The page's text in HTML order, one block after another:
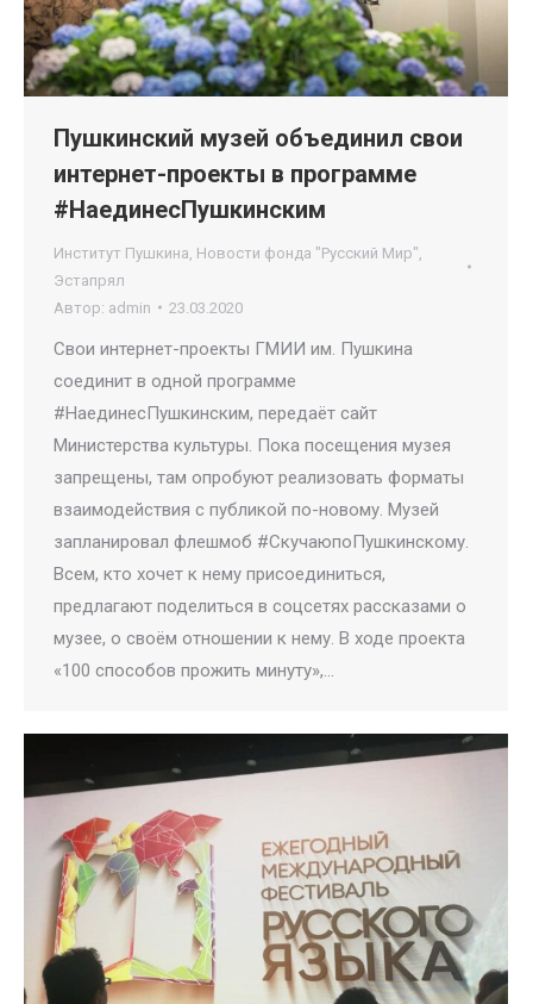
Пушкинский музей объединил свои
интернет-проекты в программе
#НаединесПушкинским
Институт Пушкина Новости фонда "Русский Мир"
Эстапрял
Автор: admin 23.03.2020
Свои интернет-проекты ГМИИ им. Пушкина
соединит в одной программе
#НаединесПушкинским, передаёт сайт
Министерства культуры. Пока посещения музея
запрещены, там опробуют реализовать форматы
взаимодействия с публикой по-новому. Музей
запланировал флешмоб #СкучаюпоПушкинскому.
Всем, кто хочет к нему присоединиться,
предлагают поделиться в соцсетях рассказами о
музее, о своём отношении к нему. В ходе проекта
«100 способов прожить минуту»,…